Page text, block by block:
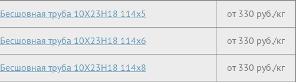
Бесшовная труба 10Х23Н18 114х5 от 330 руб./кг
Бесшовная труба 10Х23Н18 114х6 от 330 руб./кг
Бесшовная труба 10Х23Н18 114х8 от 330 руб./кг